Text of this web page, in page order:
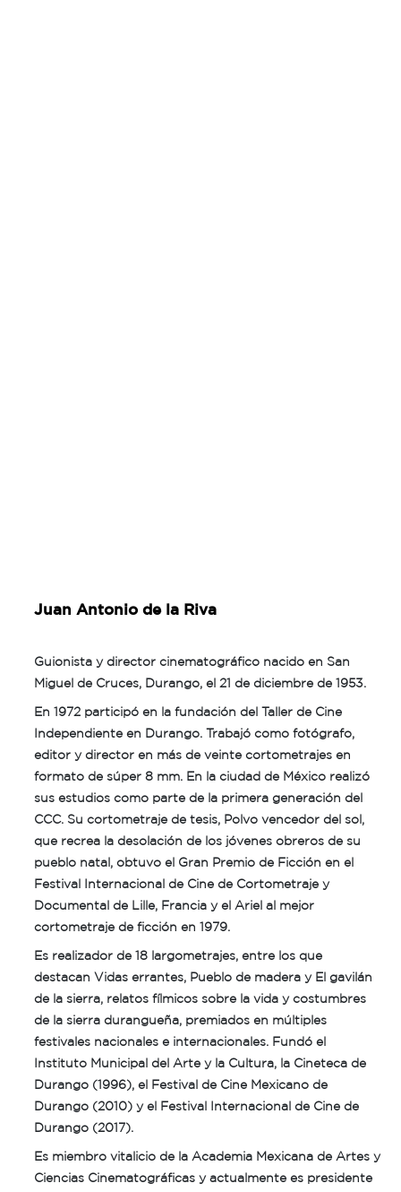
Juan Antonio de la Riva
Guionista y director cinematográfico nacido en San
Miguel de Cruces, Durango, el 21 de diciembre de 1953.
En 1972 participó en la fundación del Taller de Cine
Independiente en Durango. Trabajó como fotógrafo,
editor y director en más de veinte cortometrajes en
formato de súper 8 mm. En la ciudad de México realizó
sus estudios como parte de la primera generación del
CCC. Su cortometraje de tesis, Polvo vencedor del sol,
que recrea la desolación de los jóvenes obreros de su
pueblo natal, obtuvo el Gran Premio de Ficción en el
Festival Internacional de Cine de Cortometraje y
Documental de Lille, Francia y el Ariel al mejor
cortometraje de ficción en 1979.
Es realizador de 18 largometrajes, entre los que
destacan Vidas errantes, Pueblo de madera y El gavilán
de la sierra, relatos fílmicos sobre la vida y costumbres
de la sierra durangueña, premiados en múltiples
festivales nacionales e internacionales. Fundó el
Instituto Municipal del Arte y la Cultura, la Cineteca de
Durango (1996), el Festival de Cine Mexicano de
Durango (2010) y el Festival Internacional de Cine de
Durango (2017).
Es miembro vitalicio de la Academia Mexicana de Artes y
Ciencias Cinematográficas y actualmente es presidente